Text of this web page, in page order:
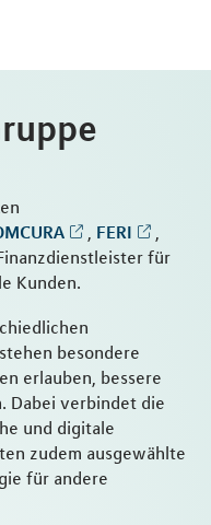
FERI
für
Kunden.
besondere
erlauben, bessere
Dabei verbindet die
und digitale
zudem ausgewählte
für andere